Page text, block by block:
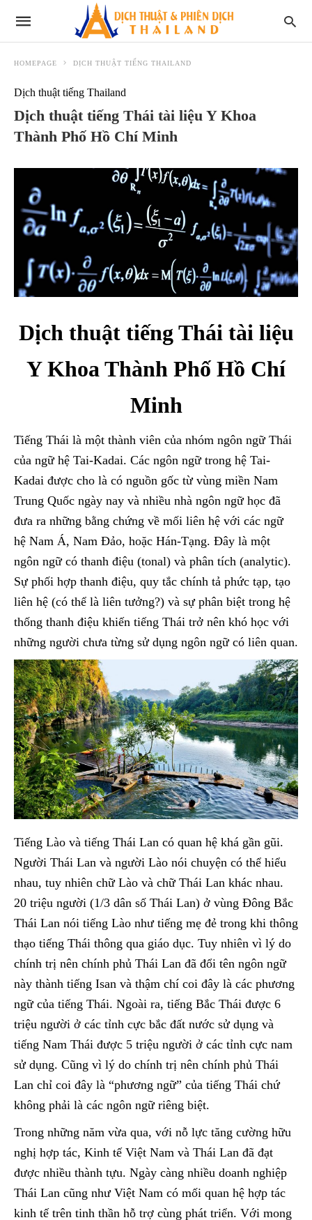
HOMEPAGE DỊCH THUẬT TIẾNG THAILAND
Dịch thuật tiếng Thailand
Dịch thuật tiếng Thái tài liệu Y Khoa
Thành Phố Hồ Chí Minh
Dịch thuật tiếng Thái tài liệu
Y Khoa Thành Phố Hồ Chí
Minh
Tiếng Thái là một thành viên của nhóm ngôn ngữ Thái
của ngữ hệ Tai-Kadai. Các ngôn ngữ trong hệ Tai-
Kadai được cho là có nguồn gốc từ vùng miền Nam
Trung Quốc ngày nay và nhiều nhà ngôn ngữ học đã
đưa ra những bằng chứng về mối liên hệ với các ngữ
hệ Nam Á, Nam Đảo, hoặc Hán-Tạng. Đây là một
ngôn ngữ có thanh điệu (tonal) và phân tích (analytic).
Sự phối hợp thanh điệu, quy tắc chính tả phức tạp, tạo
liên hệ (có thể là liên tưởng?) và sự phân biệt trong hệ
thống thanh điệu khiến tiếng Thái trở nên khó học với
những người chưa từng sử dụng ngôn ngữ có liên quan.
Tiếng Lào và tiếng Thái Lan có quan hệ khá gần gũi.
Người Thái Lan và người Lào nói chuyện có thể hiểu
nhau, tuy nhiên chữ Lào và chữ Thái Lan khác nhau.
20 triệu người (1/3 dân số Thái Lan) ở vùng Đông Bắc
Thái Lan nói tiếng Lào như tiếng mẹ đẻ trong khi thông
thạo tiếng Thái thông qua giáo dục. Tuy nhiên vì lý do
chính trị nên chính phủ Thái Lan đã đổi tên ngôn ngữ
này thành tiếng Isan và thậm chí coi đây là các phương
ngữ của tiếng Thái. Ngoài ra, tiếng Bắc Thái được 6
triệu người ở các tỉnh cực bắc đất nước sử dụng và
tiếng Nam Thái được 5 triệu người ở các tỉnh cực nam
sử dụng. Cũng vì lý do chính trị nên chính phủ Thái
Lan chỉ coi đây là “phương ngữ” của tiếng Thái chứ
không phải là các ngôn ngữ riêng biệt.
Trong những năm vừa qua, với nỗ lực tăng cường hữu
nghị hợp tác, Kinh tế Việt Nam và Thái Lan đã đạt
được nhiều thành tựu. Ngày càng nhiều doanh nghiệp
Thái Lan cũng như Việt Nam có mối quan hệ hợp tác
kinh tế trên tinh thần hỗ trợ cùng phát triển. Với mong